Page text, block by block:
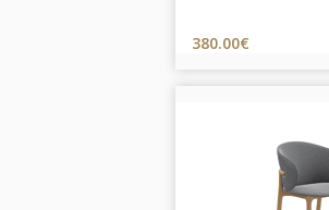
380.00€